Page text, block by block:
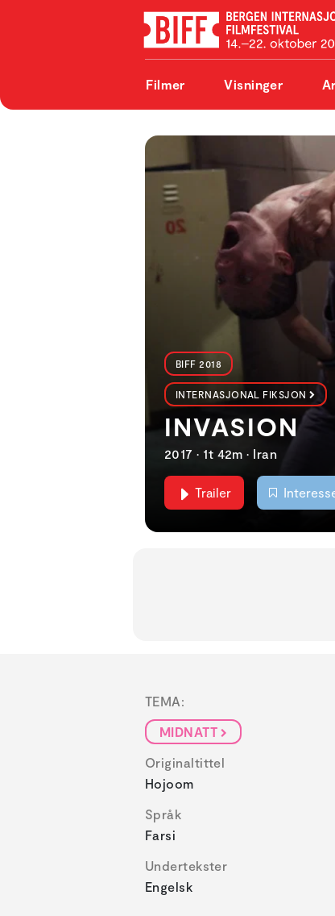
Filmer Visninger
BIFF 2018
INTERNASJONAL FIKSJON
INVASION
2017 • 1t 42m • Iran
Trailer
TEMA:
MIDNATT
Originaltittel
Hojoom
Språk
Farsi
Undertekster
Engelsk